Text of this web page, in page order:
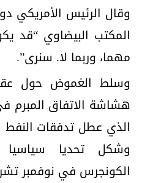
وقال الرئيس الأمريكي
المكتب البيضاوي “قد
مهما، وربما لا. سنرى”.
وسلط الغموض حول
الذي عطل تدفقات النفط
وشكل تحديا سياسيا
الكونجرس ⁠في نوفمبر